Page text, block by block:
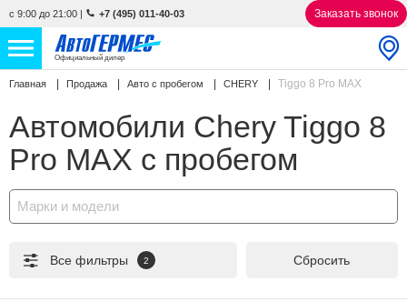
с 9:00 до 21:00 | +7 (495) 011-40-03 Заказать звонок
Официальный дилер
НОВЫЕ АВТОМОБИЛИ 4761 авто
С ПРОБЕГОМ 847 авто
УСЛУГИ
АКЦИИ
Главная Продажа Авто с пробегом CHERY Tiggo 8 Pro MAX
Автомобили Chery Tiggo 8
Pro MAX с пробегом
Марки и модели
Все фильтры 2 Сбросить